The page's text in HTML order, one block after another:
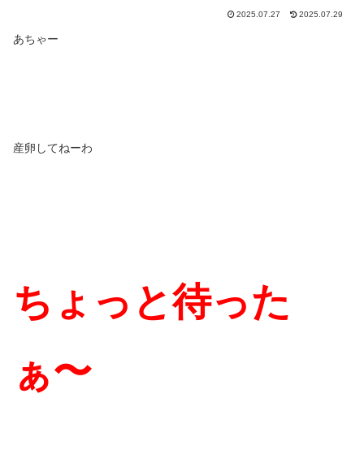
2025.07.27 2025.07.29
あちゃー
産卵してねーわ
ちょっと待った
ぁ〜